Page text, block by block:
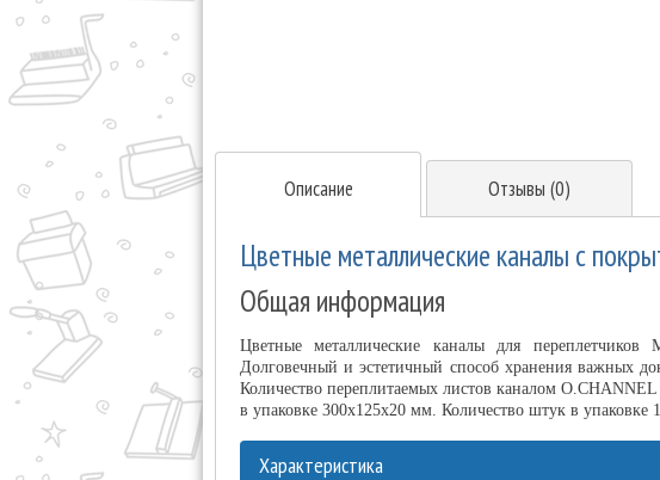
Описание Отзывы (0)
Цветные металлические каналы с
Общая информация
Цветные металлические каналы для
Долговечный и эстетичный способ хранения важных
Количество переплитаемых листов каналом
в упаковке 300х125х20 мм. Количество штук в упаковке
Характеристика